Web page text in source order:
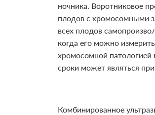
ночника. Воротнико­вое
плодов с хромосомными
всех плодов
когда его можно
хромосомной патологией
сроки может являться
Комбинированное